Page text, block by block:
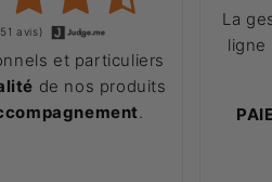
avis)
et particuliers
de nos produits
.
La
ligne